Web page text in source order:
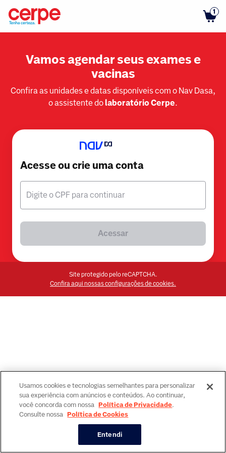
1
Vamos agendar seus exames e
vacinas
Confira as unidades e datas disponíveis com o Nav Dasa,
o assistente dolaboratório Cerpe.
Acesse ou crie uma conta
Digite o CPF para continuar
Acessar
Site protegido pelo reCAPTCHA.
Confira aqui nossas configurações de cookies.
Usamos cookies e tecnologias semelhantes para personalizar
sua experiência com anúncios e conteúdos. Ao continuar,
você concorda com nossa Política de Privacidade.
Consulte nossa Política de Cookies
Entendi